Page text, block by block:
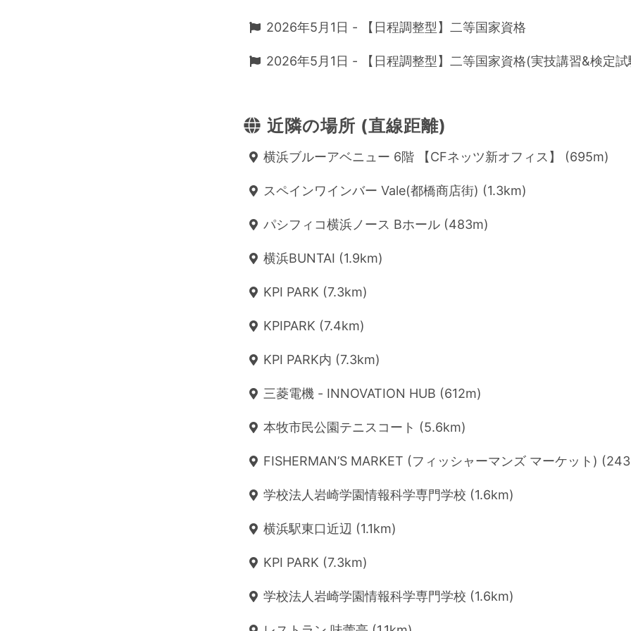
2026年5月1日 - 【日程調整型】二等国家資格
2026年5月1日 - 【日程調整型】二等国家資格(実技講習&検定
近隣の場所 (直線距離)
横浜ブルーアベニュー 6階 【CFネッツ新オフィス】 (695m)
スペインワインバー Vale(都橋商店街) (1.3km)
パシフィコ横浜ノース Bホール (483m)
横浜BUNTAI (1.9km)
KPI PARK (7.3km)
KPIPARK (7.4km)
KPI PARK内 (7.3km)
三菱電機 - INNOVATION HUB (612m)
本牧市民公園テニスコート (5.6km)
FISHERMAN’S MARKET (フィッシャーマンズ マーケット)
学校法人岩崎学園情報科学専門学校 (1.6km)
横浜駅東口近辺 (1.1km)
KPI PARK (7.3km)
学校法人岩崎学園情報科学専門学校 (1.6km)